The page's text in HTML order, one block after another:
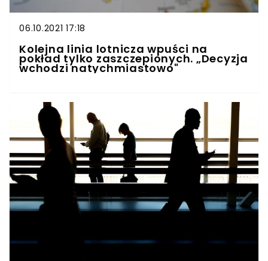
06.10.2021 17:18
Kolejna linia lotnicza wpuści na
pokład tylko zaszczepionych. „Decyzja
wchodzi natychmiastowo"